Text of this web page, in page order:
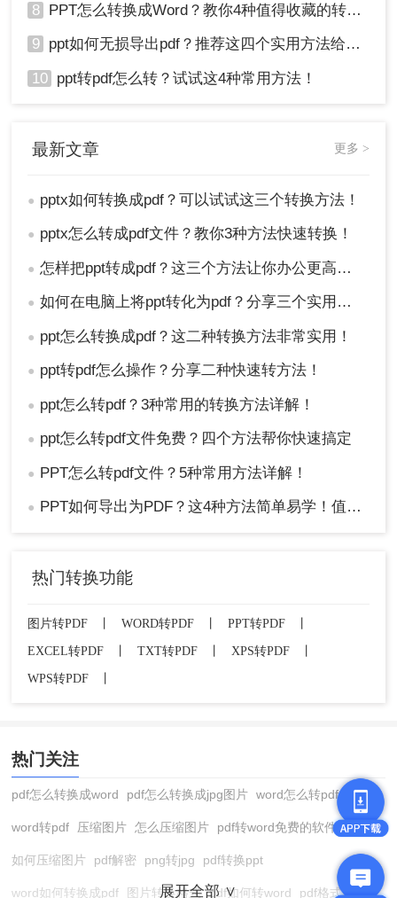
8 PPT怎么转换成Word？教你4种值得收藏的转换方法!！
9 ppt如何无损导出pdf？推荐这四个实用方法给你！
10 ppt转pdf怎么转？试试这4种常用方法！
最新文章 更多 >
● pptx如何转换成pdf？可以试试这三个转换方法！
● pptx怎么转成pdf文件？教你3种方法快速转换！
● 怎样把ppt转成pdf？这三个方法让你办公更高效！
● 如何在电脑上将ppt转化为pdf？分享三个实用且易学的转换方法！
● ppt怎么转换成pdf？这二种转换方法非常实用！
● ppt转pdf怎么操作？分享二种快速转方法！
● ppt怎么转pdf？3种常用的转换方法详解！
● ppt怎么转pdf文件免费？四个方法帮你快速搞定
● PPT怎么转pdf文件？5种常用方法详解！
● PPT如何导出为PDF？这4种方法简单易学！值得收藏！
热门转换功能
图片转PDF WORD转PDF PPT转PDF
EXCEL转PDF
TXT转PDF XPS转PDF
WPS转PDF
热门关注
pdf怎么转换成word pdf怎么转换成jpg图片 word怎么转pdf
word转pdf 压缩图片 怎么压缩图片 pdf转word免费的软件
如何压缩图片 pdf解密 png转jpg pdf转换ppt
word如何转换成pdf 图片转换格式 pdf如何转word pdf格式转换
展开全部 ∨